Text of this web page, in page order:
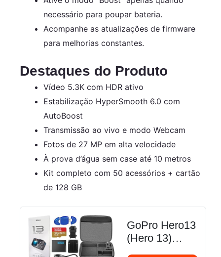
necessário para poupar bateria.
Acompanhe as atualizações de firmware
para melhorias constantes.
Destaques do Produto
Vídeo 5.3K com HDR ativo
Estabilização HyperSmooth 6.0 com
AutoBoost
Transmissão ao vivo e modo Webcam
Fotos de 27 MP em alta velocidade
À prova d’água sem case até 10 metros
Kit completo com 50 acessórios + cartão
de 128 GB
GoPro Hero13
(Hero 13)